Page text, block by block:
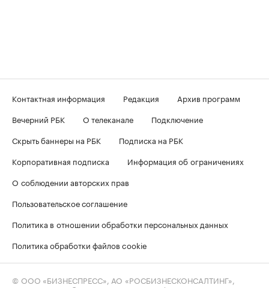
Контактная информация Редакция
Архив программ
Вечерний РБК
О телеканале
Подключение
Скрыть баннеры на РБК
Подписка на РБК
Корпоративная подписка
Информация об ограничениях
О соблюдении авторских прав
Пользовательское соглашение
Политика в отношении обработки персональных данных
Политика обработки файлов cookie
© ООО «БИЗНЕСПРЕСС», АО «РОСБИЗНЕСКОНСАЛТИНГ»,